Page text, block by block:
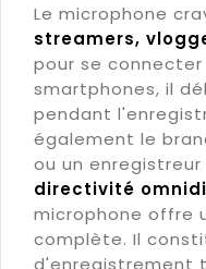
Le microphone
streamers,
pour se
smartphones, il
pendant
également le
ou un
directivité
microphone offre
complète. Il
d'enregistrement